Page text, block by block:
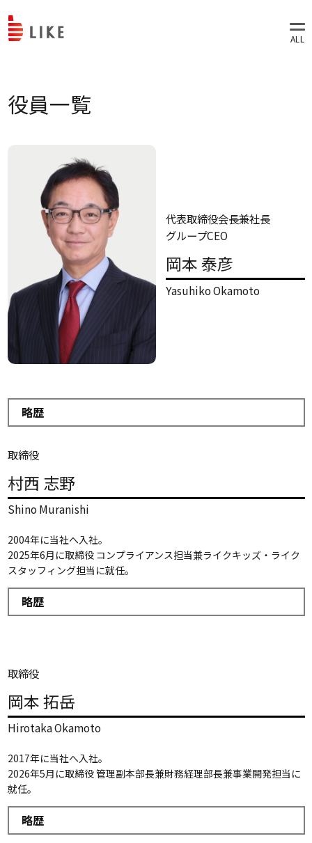
役員一覧
代表取締役会長兼社長
グループCEO
岡本 泰彦
Yasuhiko Okamoto
略歴
取締役
村西 志野
Shino Muranishi
2004年に当社へ入社。
2025年6月に取締役 コンプライアンス担当兼ライクキッズ・ライク
スタッフィング担当に就任。
略歴
取締役
岡本 拓岳
Hirotaka Okamoto
2017年に当社へ入社。
2026年5月に取締役 管理副本部長兼財務経理部長兼事業開発担当に
就任。
略歴